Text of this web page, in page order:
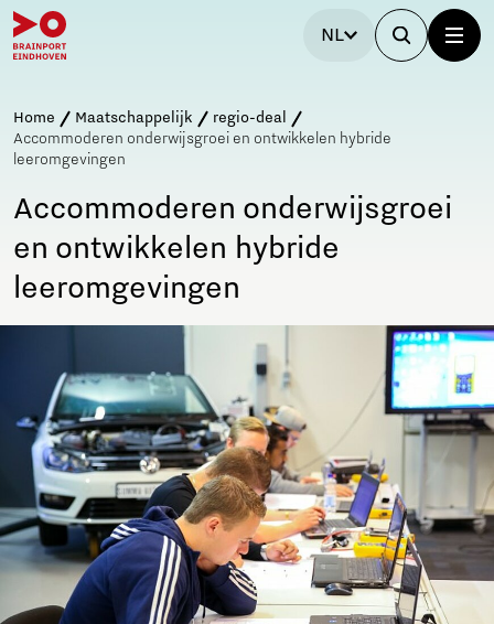
NL
Home Maatschappelijk
regio-deal
Accommoderen onderwijsgroei en ontwikkelen hybride
leeromgevingen
Accommoderen onderwijsgroei
en ontwikkelen hybride
leeromgevingen